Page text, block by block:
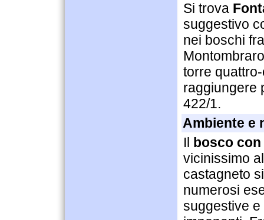
Si trova
suggestivo
nei boschi
torre
raggiungere
422/1.
Ambiente e
Il
bosco
vicinissimo
castagneto
numerosi
suggestive